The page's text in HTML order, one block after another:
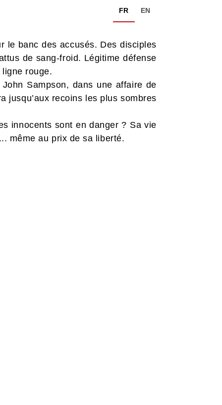
FR EN
le banc des accusés. Des disciples
de sang-froid. Légitime défense
rouge.
Sampson, dans une affaire de
jusqu’aux recoins les plus sombres
innocents sont en danger ? Sa vie
même au prix de sa liberté.